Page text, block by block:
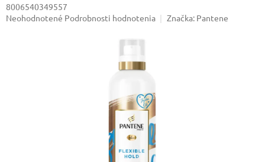
8006540349557
Priemerné
Neohodnotené Podrobnosti hodnotenia Značka: Pantene